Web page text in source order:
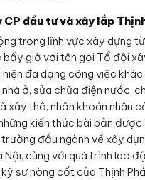
CP đầu tư và xây lắp
trong lĩnh vực xây dựng từ
bấy giờ với tên gọi Tổ đội
đa dạng công việc
ở, sửa chữa điện nước,
xây thô, nhận khoán nhân
kiến thức bài bản
đầu ngành về xây
Nội, cùng với quá trình lao
sư nòng cốt của Thịnh